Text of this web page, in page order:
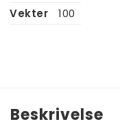
Vekter
100
Beskrivelse